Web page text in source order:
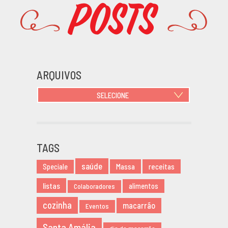
Posts
ARQUIVOS
SELECIONE
NOVEMBRO 2019
AGOSTO 2019
MARÇO 2019
FEVEREIRO 2019
JANEIRO 2019
TAGS
Speciale saúde Massa receitas
listas Colaboradores alimentos
cozinha Eventos macarrão